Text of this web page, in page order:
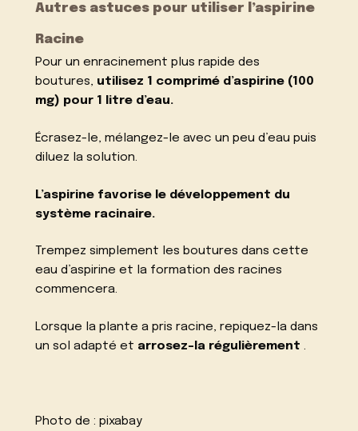
Autres astuces pour utiliser l’aspirine
Racine
Pour un enracinement plus rapide des
boutures, utilisez 1 comprimé d’aspirine (100
mg) pour 1 litre d’eau.
Écrasez-le, mélangez-le avec un peu d’eau puis
diluez la solution.
L’aspirine favorise le développement du
système racinaire.
Trempez simplement les boutures dans cette
eau d’aspirine et la formation des racines
commencera.
Lorsque la plante a pris racine, repiquez-la dans
un sol adapté et arrosez-la régulièrement .
Photo de :pixabay